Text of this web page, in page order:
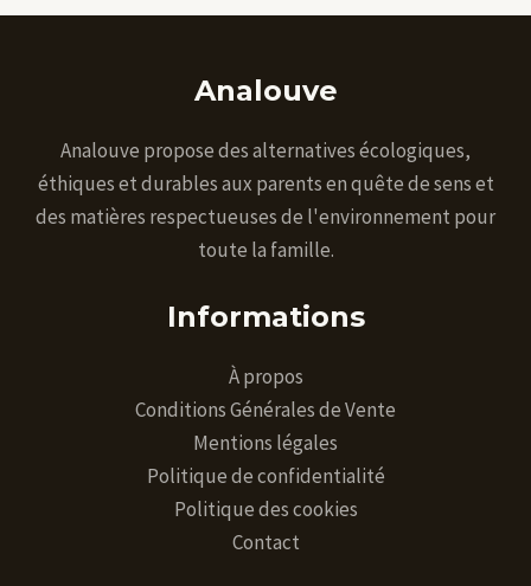
Analouve
Analouve propose des alternatives écologiques,
éthiques et durables aux parents en quête de sens et
des matières respectueuses de l'environnement pour
toute la famille.
Informations
À propos
Conditions Générales de Vente
Mentions légales
Politique de confidentialité
Politique des cookies
Contact